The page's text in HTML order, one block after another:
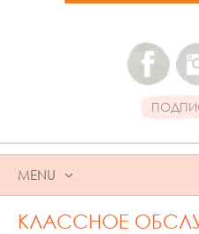
MENU
SKIP
TO
КЛАССНОЕ